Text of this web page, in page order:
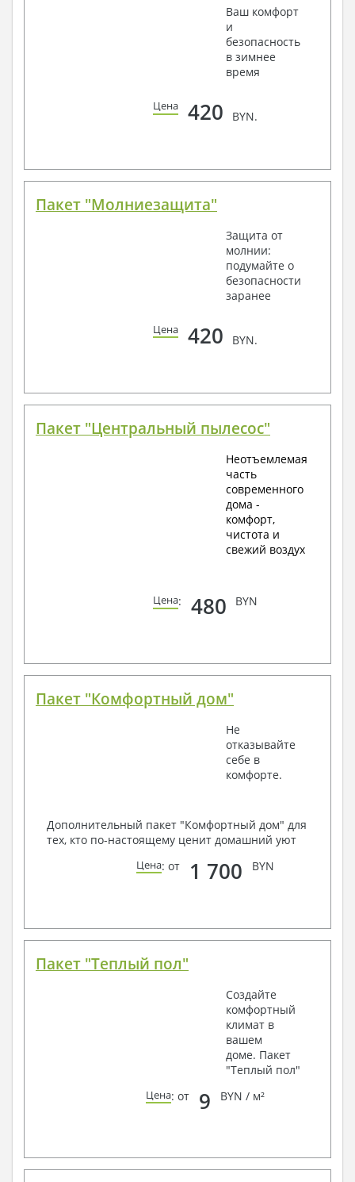
Ваш комфорт
и
безопасность
в зимнее
время
Цена 420 BYN.
Пакет "Молниезащита"
Защита от
молнии:
подумайте о
безопасности
заранее
Цена 420 BYN.
Пакет "Центральный пылесос"
Неотъемлемая
часть
современного
дома -
комфорт,
чистота и
свежий воздух
Цена: 480 BYN
Пакет "Комфортный дом"
Не
отказывайте
себе в
комфорте.
Дополнительный пакет "Комфортный дом" для
тех, кто по-настоящему ценит домашний уют
Цена: от 1 700 BYN
Пакет "Теплый пол"
Создайте
комфортный
климат в
вашем
доме. Пакет
"Теплый пол"
Цена: от 9 BYN / м²